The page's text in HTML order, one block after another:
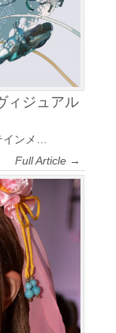
ィジュアル
ンメ…
Full Article →